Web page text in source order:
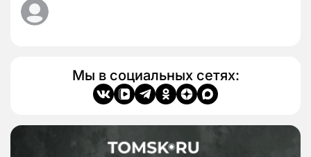
Мы в социальных сетях: